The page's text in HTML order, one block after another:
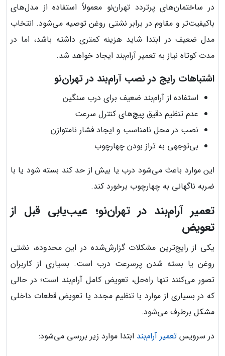
در ساختمان‌های پرتردد تهران‌نو معمولاً استفاده از مدل‌های
باکیفیت‌تر و مقاوم در برابر نشتی روغن توصیه می‌شود. انتخاب
مدل ضعیف در ابتدا شاید هزینه کمتری داشته باشد، اما در
مدت کوتاه نیاز به تعمیر آرام‌بند ایجاد خواهد شد.
اشتباهات رایج در نصب آرام‌بند در تهران‌نو
استفاده از آرام‌بند ضعیف برای درب سنگین
عدم تنظیم دقیق پیچ‌های کنترل سرعت
نصب در محل نامناسب و ایجاد فشار نامتوازن
بی‌توجهی به تراز بودن چهارچوب
این موارد باعث می‌شود درب یا بیش از حد کند بسته شود یا با
ضربه ناگهانی به چهارچوب برخورد کند.
تعمیر آرام‌بند در تهران‌نو؛ عیب‌یابی قبل از
تعویض
یکی از رایج‌ترین مشکلات گزارش‌شده در این محدوده، نشتی
روغن یا بسته شدن پرسرعت درب است. بسیاری از کاربران
تصور می‌کنند تنها راه‌حل، تعویض کامل آرام‌بند است؛ در حالی
که در بسیاری از موارد با تنظیم مجدد یا تعویض قطعات داخلی
مشکل برطرف می‌شود.
در سرویس تعمیر آرام‌بند ابتدا موارد زیر بررسی می‌شود: